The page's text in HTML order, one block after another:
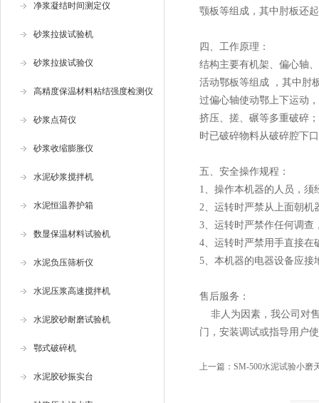
净浆凝结时间测定仪
砂浆拉拔试验机
砂浆拉拔试验仪
高精度保温材料粘结强度检测仪
砂浆点荷仪
砂浆收缩膨胀仪
水泥砂浆搅拌机
水泥恒温养护箱
数显保温材料试验机
水泥负压筛析仪
水泥压浆高速搅拌机
水泥胶砂耐磨试验机
鄂式破碎机
水泥胶砂振实台
颚板等组成，其中肘板还
四、工作原理：
结构主要有机架、偏心轴
活动鄂板等组成 ，其中肘
过偏心轴使动鄂上下运动
挤压、搓、碾等多重破碎
时已破碎物料从破碎腔下
五、安全操作规程：
1、操作本机器的人员，须
2、运转时严禁从上面朝机
3、运转时严禁作任何调查
4、运转时严禁用手直接在
5、本机器的电器设备应接
售后服务：
非人为因素，我公司对
门，安装调试或指导用户
上一篇： SM-500水泥试验小磨